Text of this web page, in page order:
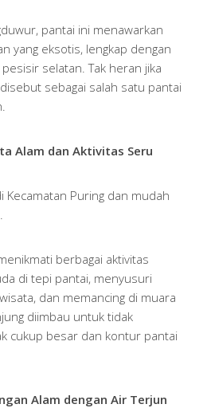
pantai ini menawarkan
yang eksotis, lengkap dengan
selatan. Tak heran jika
sebagai salah satu pantai
Alam dan Aktivitas Seru
Kecamatan Puring dan mudah
berbagai aktivitas
di tepi pantai, menyusuri
dan memancing di muara
diimbau untuk tidak
cukup besar dan kontur pantai
Alam dengan Air Terjun